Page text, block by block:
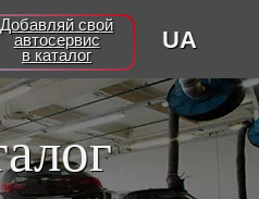
Добавляй свой
автосервис
в каталог
UA